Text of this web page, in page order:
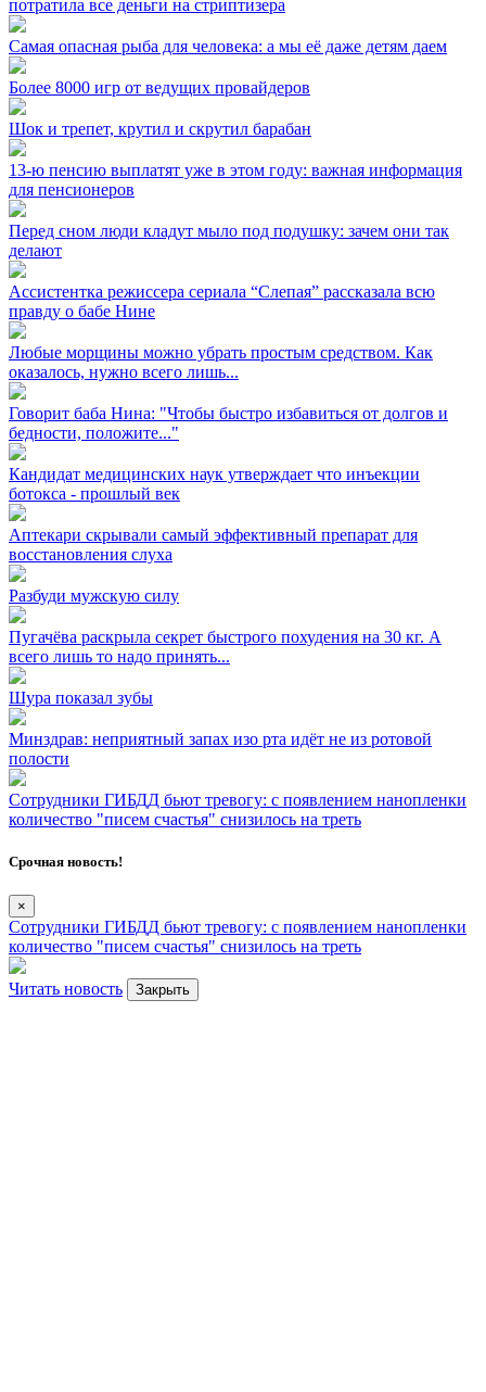
потратила все деньги на стриптизера
Самая опасная рыба для человека: а мы её даже детям даем
Более 8000 игр от ведущих провайдеров
Шок и трепет, крутил и скрутил барабан
13-ю пенсию выплатят уже в этом году: важная информация
для пенсионеров
Перед сном люди кладут мыло под подушку: зачем они так
делают
Ассистентка режиссера сериала “Слепая” рассказала всю
правду о бабе Нине
Любые морщины можно убрать простым средством. Как
оказалось, нужно всего лишь...
Говорит баба Нина: "Чтобы быстро избавиться от долгов и
бедности, положите..."
Кандидат медицинских наук утверждает что инъекции
ботокса - прошлый век
Аптекари скрывали самый эффективный препарат для
восстановления слуха
Разбуди мужскую силу
Пугачёва раскрыла секрет быстрого похудения на 30 кг. А
всего лишь то надо принять...
Шура показал зубы
Минздрав: неприятный запах изо рта идёт не из ротовой
полости
Сотрудники ГИБДД бьют тревогу: с появлением нанопленки
количество "писем счастья" снизилось на треть
Срочная новость!
×
Сотрудники ГИБДД бьют тревогу: с появлением нанопленки
количество "писем счастья" снизилось на треть
Читать новость Закрыть